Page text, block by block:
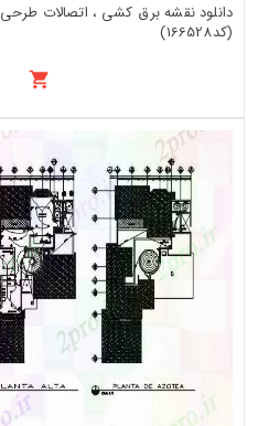
دانلود نقشه برق کشی ، اتصالات
(کد166528)